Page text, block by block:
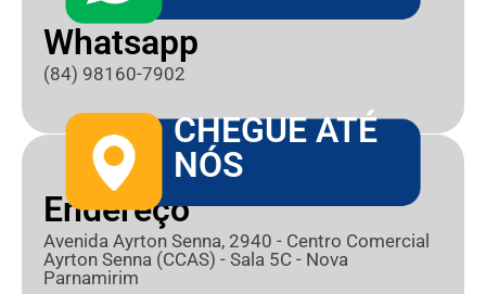
Whatsapp
(84) 98160-7902
CHEGUE ATÉ
NÓS
Endereço
Avenida Ayrton Senna, 2940 - Centro Comercial
Ayrton Senna (CCAS) - Sala 5C - Nova
Parnamirim